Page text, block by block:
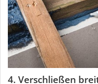
4. Verschließen